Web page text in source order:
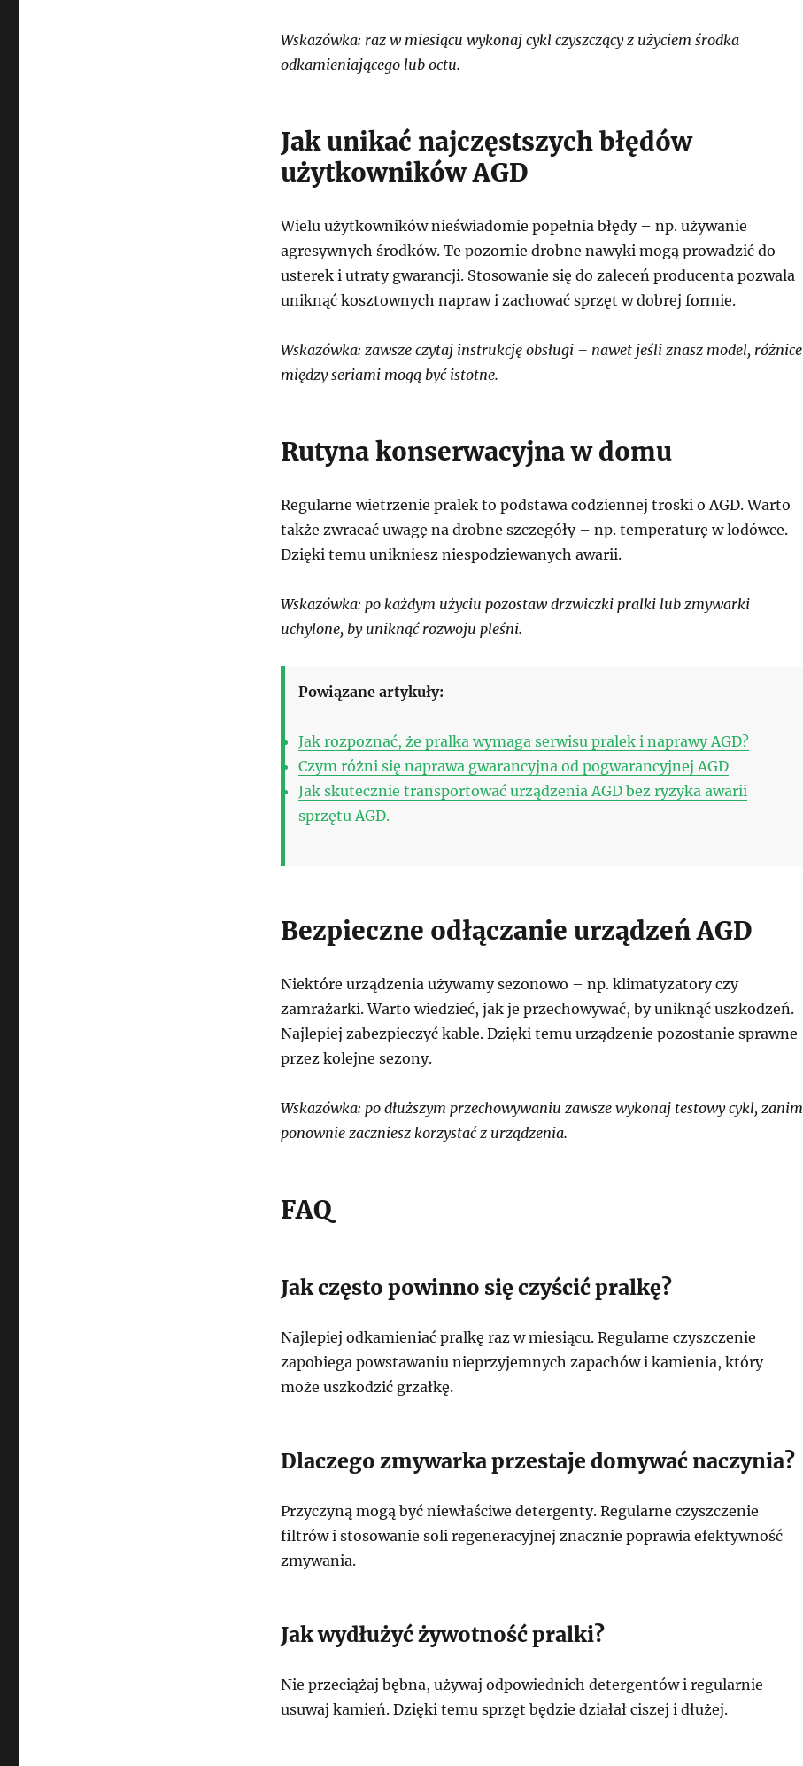
Wskazówka: raz w miesiącu wykonaj cykl czyszczący z użyciem środka
odkamieniającego lub octu.
Jak unikać najczęstszych błędów
użytkowników AGD
Wielu użytkowników nieświadomie popełnia błędy – np. używanie
agresywnych środków. Te pozornie drobne nawyki mogą prowadzić do
usterek i utraty gwarancji. Stosowanie się do zaleceń producenta pozwala
uniknąć kosztownych napraw i zachować sprzęt w dobrej formie.
Wskazówka: zawsze czytaj instrukcję obsługi – nawet jeśli znasz model, różnice
między seriami mogą być istotne.
Rutyna konserwacyjna w domu
Regularne wietrzenie pralek to podstawa codziennej troski o AGD. Warto
także zwracać uwagę na drobne szczegóły – np. temperaturę w lodówce.
Dzięki temu unikniesz niespodziewanych awarii.
Wskazówka: po każdym użyciu pozostaw drzwiczki pralki lub zmywarki
uchylone, by uniknąć rozwoju pleśni.
Powiązane artykuły:
Jak rozpoznać, że pralka wymaga serwisu pralek i naprawy AGD?
Czym różni się naprawa gwarancyjna od pogwarancyjnej AGD
Jak skutecznie transportować urządzenia AGD bez ryzyka awarii
sprzętu AGD.
Bezpieczne odłączanie urządzeń AGD
Niektóre urządzenia używamy sezonowo – np. klimatyzatory czy
zamrażarki. Warto wiedzieć, jak je przechowywać, by uniknąć uszkodzeń.
Najlepiej zabezpieczyć kable. Dzięki temu urządzenie pozostanie sprawne
przez kolejne sezony.
Wskazówka: po dłuższym przechowywaniu zawsze wykonaj testowy cykl, zanim
ponownie zaczniesz korzystać z urządzenia.
FAQ
Jak często powinno się czyścić pralkę?
Najlepiej odkamieniać pralkę raz w miesiącu. Regularne czyszczenie
zapobiega powstawaniu nieprzyjemnych zapachów i kamienia, który
może uszkodzić grzałkę.
Dlaczego zmywarka przestaje domywać naczynia?
Przyczyną mogą być niewłaściwe detergenty. Regularne czyszczenie
filtrów i stosowanie soli regeneracyjnej znacznie poprawia efektywność
zmywania.
Jak wydłużyć żywotność pralki?
Nie przeciążaj bębna, używaj odpowiednich detergentów i regularnie
usuwaj kamień. Dzięki temu sprzęt będzie działał ciszej i dłużej.